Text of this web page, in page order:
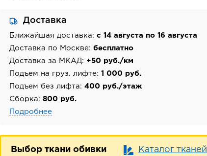
Доставка
Ближайшая доставка: с 14 августа по 16 августа
Доставка по Москве: бесплатно
Доставка за МКАД: +50 руб./км
Подъем на груз. лифте: 1 000 руб.
Подъем без лифта: 400 руб./этаж
Сборка: 800 руб.
Подробнее
Выбор ткани обивки Каталог тканей